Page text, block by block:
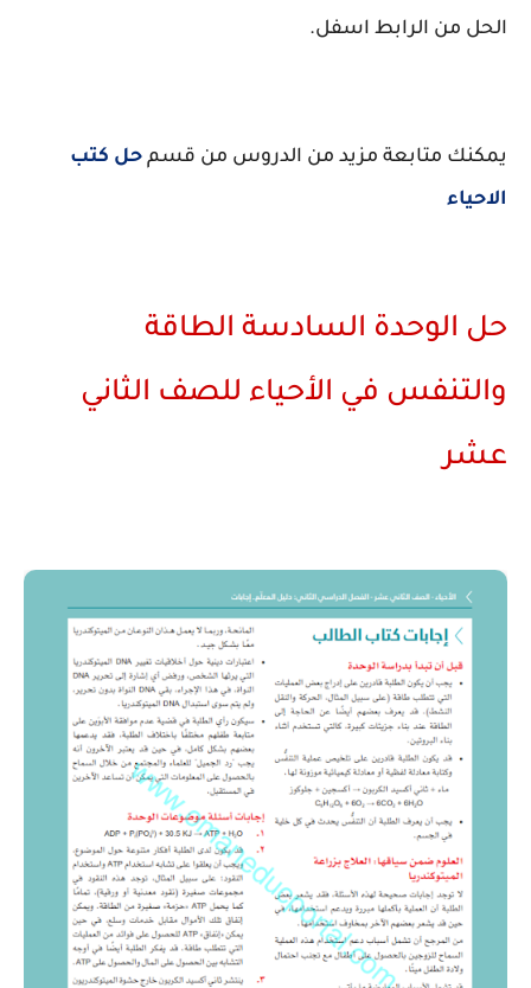
الحل من الرابط اسفل.
يمكنك متابعة مزيد من الدروس من قسم حل كتب
الاحياء
حل الوحدة السادسة الطاقة
والتنفس في الأحياء للصف الثاني
عشر